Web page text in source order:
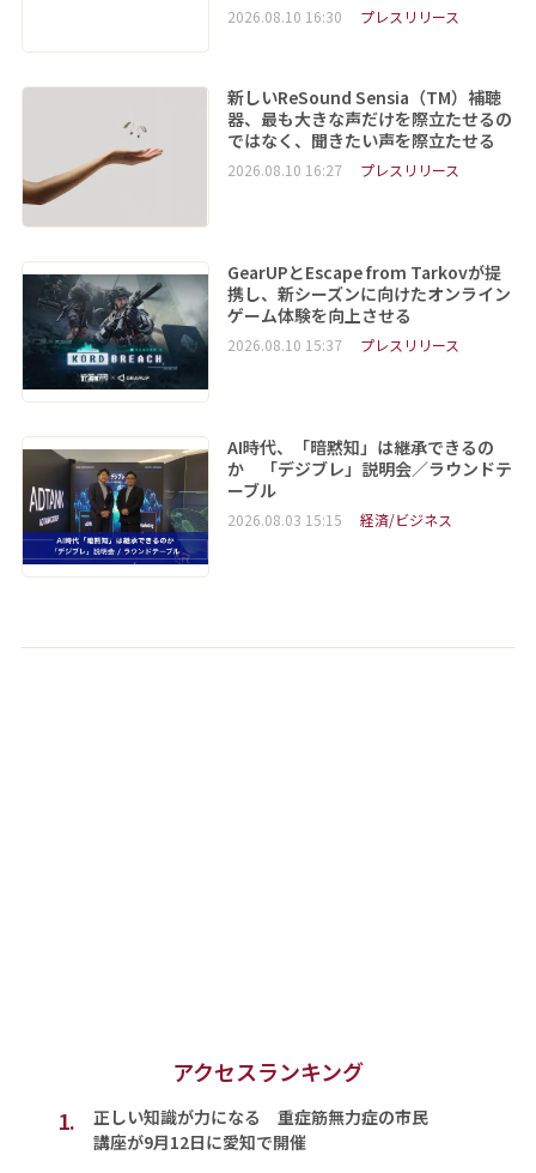
2026.08.10 16:30 プレスリリース
新しいReSound Sensia（TM）補聴
器、最も大きな声だけを際立たせるの
ではなく、聞きたい声を際立たせる
2026.08.10 16:27 プレスリリース
GearUPとEscape from Tarkovが提
携し、新シーズンに向けたオンライン
ゲーム体験を向上させる
2026.08.10 15:37 プレスリリース
AI時代、「暗黙知」は継承できるの
か 「デジブレ」説明会／ラウンドテ
ーブル
2026.08.03 15:15 経済/ビジネス
アクセスランキング
1.
正しい知識が力になる 重症筋無力症の市民
講座が9月12日に愛知で開催